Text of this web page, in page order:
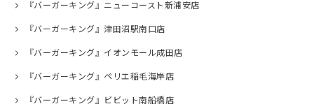
『バーガーキング』ニューコースト新浦安店
『バーガーキング』津田沼駅南口店
『バーガーキング』イオンモール成田店
『バーガーキング』ペリエ稲毛海岸店
『バーガーキング』ビビット南船橋店